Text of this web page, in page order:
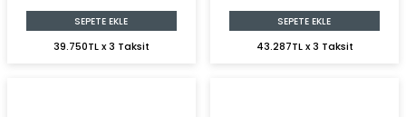
SEPETE EKLE
39.750TL x 3 Taksit
SEPETE EKLE
43.287TL x 3 Taksit